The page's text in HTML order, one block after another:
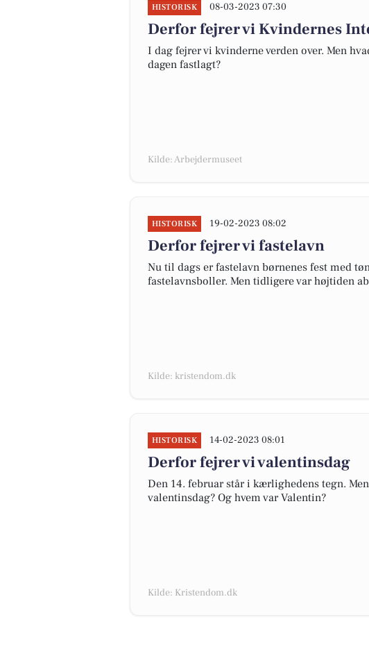
HISTORISK 08-03-2023 07:30
Derfor fejrer vi Kvindernes
I dag fejrer vi kvinderne verden over. Men
dagen fastlagt?
Kilde: Arbejdermuseet
HISTORISK 19-02-2023 08:02
Derfor fejrer vi fastelavn
Nu til dags er fastelavn børnenes fest med
fastelavnsboller. Men tidligere var højtiden
Kilde: kristendom.dk
HISTORISK 14-02-2023 08:01
Derfor fejrer vi valentinsdag
Den 14. februar står i kærlighedens tegn.
valentinsdag? Og hvem var Valentin?
Kilde: Kristendom.dk